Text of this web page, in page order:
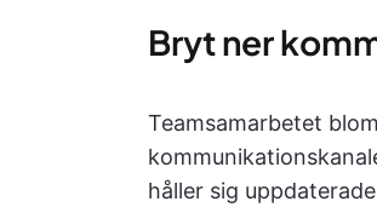
Bryt ner
Teamsamarbetet
håller sig